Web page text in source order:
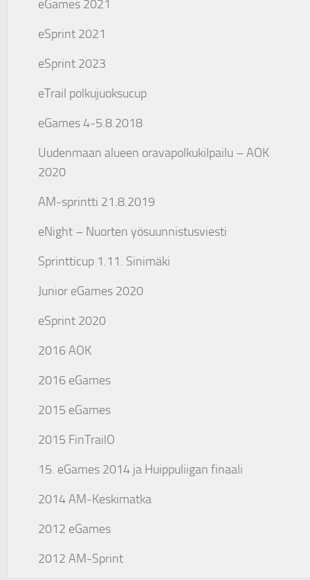
eGames 2021
eSprint 2021
eSprint 2023
eTrail polkujuoksucup
eGames 4-5.8.2018
Uudenmaan alueen oravapolkukilpailu – AOK
2020
AM-sprintti 21.8.2019
eNight – Nuorten yösuunnistusviesti
Sprintticup 1.11. Sinimäki
Junior eGames 2020
eSprint 2020
2016 AOK
2016 eGames
2015 eGames
2015 FinTrailO
15. eGames 2014 ja Huippuliigan finaali
2014 AM-Keskimatka
2012 eGames
2012 AM-Sprint